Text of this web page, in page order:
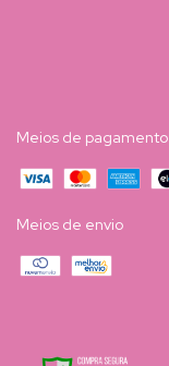
Meios de pagamento
Meios de envio